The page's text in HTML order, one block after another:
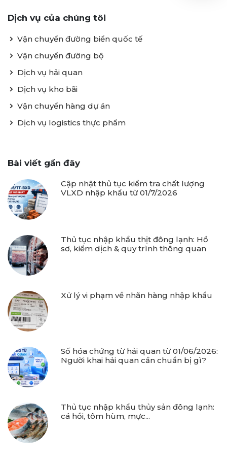
Dịch vụ của chúng tôi
Vận chuyển đường biển quốc tế
Vận chuyển đường bộ
Dịch vụ hải quan
Dịch vụ kho bãi
Vận chuyển hàng dự án
Dịch vụ logistics thực phẩm
Bài viết gần đây
Cập nhật thủ tục kiểm tra chất lượng
VLXD nhập khẩu từ 01/7/2026
Thủ tục nhập khẩu thịt đông lạnh: Hồ
sơ, kiểm dịch & quy trình thông quan
Xử lý vi phạm về nhãn hàng nhập khẩu
Số hóa chứng từ hải quan từ 01/06/2026:
Người khai hải quan cần chuẩn bị gì?
Thủ tục nhập khẩu thủy sản đông lạnh:
cá hồi, tôm hùm, mực...